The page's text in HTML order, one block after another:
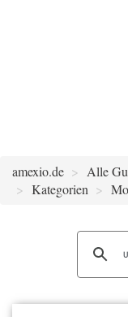
amexio.de Alle
Kategorien